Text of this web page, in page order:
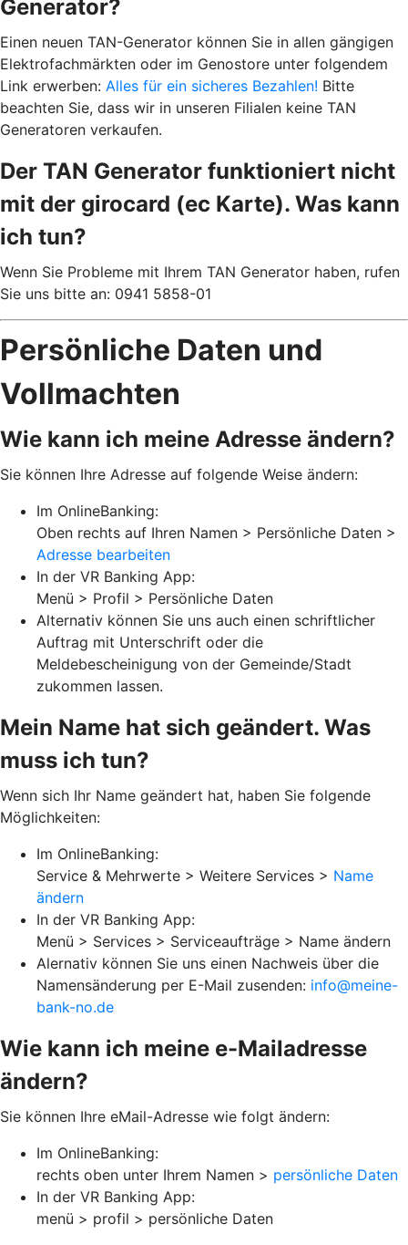
Generator?
Einen neuen TAN-Generator können Sie in allen gängigen
Elektrofachmärkten oder im Genostore unter folgendem
Link erwerben: Alles für ein sicheres Bezahlen! Bitte
beachten Sie, dass wir in unseren Filialen keine TAN
Generatoren verkaufen.
Der TAN Generator funktioniert nicht
mit der girocard (ec Karte). Was kann
ich tun?
Wenn Sie Probleme mit Ihrem TAN Generator haben, rufen
Sie uns bitte an: 0941 5858-01
Persönliche Daten und
Vollmachten
Wie kann ich meine Adresse ändern?
Sie können Ihre Adresse auf folgende Weise ändern:
Im OnlineBanking:
Oben rechts auf Ihren Namen > Persönliche Daten >
Adresse bearbeiten
In der VR Banking App:
Menü > Profil > Persönliche Daten
Alternativ können Sie uns auch einen schriftlicher
Auftrag mit Unterschrift oder die
Meldebescheinigung von der Gemeinde/Stadt
zukommen lassen.
Mein Name hat sich geändert. Was
muss ich tun?
Wenn sich Ihr Name geändert hat, haben Sie folgende
Möglichkeiten:
Im OnlineBanking:
Service & Mehrwerte > Weitere Services > Name
ändern
In der VR Banking App:
Menü > Services > Serviceaufträge > Name ändern
Alernativ können Sie uns einen Nachweis über die
Namensänderung per E-Mail zusenden: info@meine-
bank-no.de
Wie kann ich meine e-Mailadresse
ändern?
Sie können Ihre eMail-Adresse wie folgt ändern:
Im OnlineBanking:
rechts oben unter Ihrem Namen > persönliche Daten
In der VR Banking App:
menü > profil > persönliche Daten